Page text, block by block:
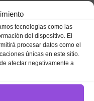
tecnologías como las
del dispositivo. El
procesar datos como el
únicas en este sitio.
afectar negativamente a
su pico máximo tras24-
desaparecer a los
ha visto que pueden